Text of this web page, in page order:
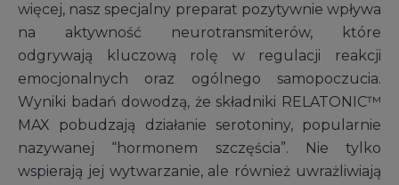
więcej, nasz specjalny preparat pozytywnie wpływa
na aktywność neurotransmiterów, które
odgrywają kluczową rolę w regulacji reakcji
emocjonalnych oraz ogólnego samopoczucia.
Wyniki badań dowodzą, że składniki RELATONIC™
MAX pobudzają działanie serotoniny, popularnie
nazywanej “hormonem szczęścia”. Nie tylko
wspierają jej wytwarzanie, ale również uwrażliwiają